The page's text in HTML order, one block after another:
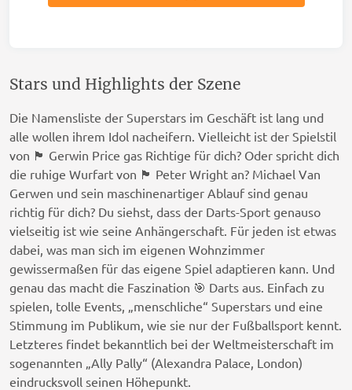
Stars und Highlights der Szene
Die Namensliste der Superstars im Geschäft ist lang und
alle wollen ihrem Idol nacheifern. Vielleicht ist der Spielstil
von 🏴󠁧󠁢󠁷󠁬󠁳󠁿 Gerwin Price gas Richtige für dich? Oder spricht dich
die ruhige Wurfart von 🏴󠁧󠁢󠁳󠁣󠁴󠁿 Peter Wright an? Michael Van
Gerwen und sein maschinenartiger Ablauf sind genau
richtig für dich? Du siehst, dass der Darts-Sport genauso
vielseitig ist wie seine Anhängerschaft. Für jeden ist etwas
dabei, was man sich im eigenen Wohnzimmer
gewissermaßen für das eigene Spiel adaptieren kann. Und
genau das macht die Faszination 🎯 Darts aus. Einfach zu
spielen, tolle Events, „menschliche“ Superstars und eine
Stimmung im Publikum, wie sie nur der Fußballsport kennt.
Letzteres findet bekanntlich bei der Weltmeisterschaft im
sogenannten „Ally Pally“ (Alexandra Palace, London)
eindrucksvoll seinen Höhepunkt.